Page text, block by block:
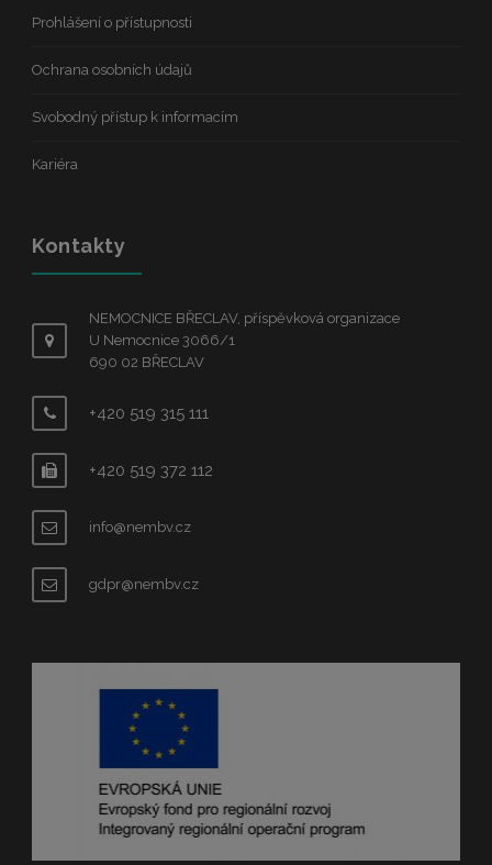
Prohlášení o přístupnosti
Ochrana osobních údajů
Svobodný přístup k informacím
Kariéra
Kontakty
NEMOCNICE BŘECLAV, příspěvková organizace
U Nemocnice 3066/1
690 02 BŘECLAV
+420 519 315 111
+420 519 372 112
info@nembv.cz
gdpr@nembv.cz